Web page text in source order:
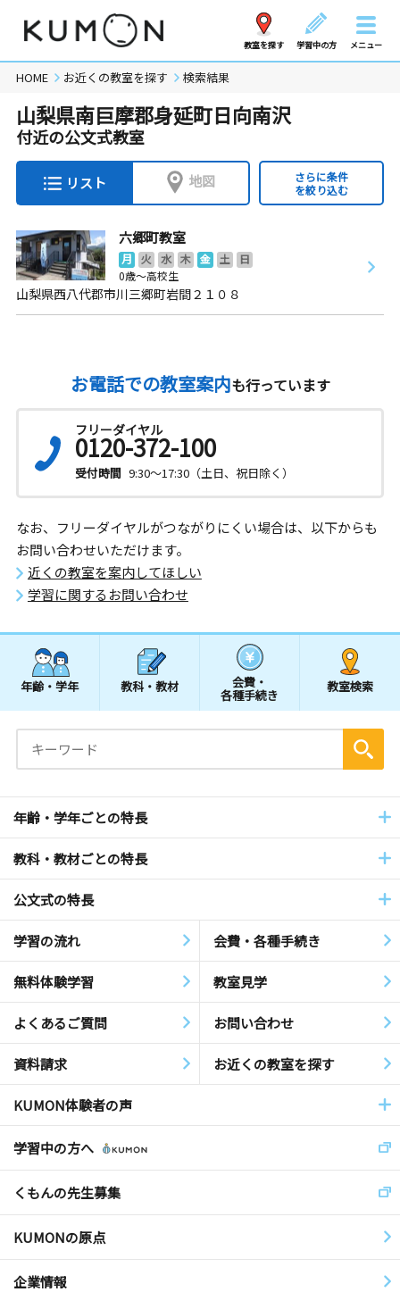
教室を探す 学習中の方 メニュー
HOME お近くの教室を探す 検索結果
山梨県南巨摩郡身延町日向南沢
付近の公文式教室
リスト 地図
さらに条件
を絞り込む
六郷町教室
月 火 水 木 金 土
日
0歳～高校生
山梨県西八代郡市川三郷町岩間２１０８
お電話での教室案内も行っています
フリーダイヤル
0120-372-100
受付時間 9:30～17:30（土日、祝日除く）
なお、フリーダイヤルがつながりにくい場合は、以下からも
お問い合わせいただけます。
近くの教室を案内してほしい
学習に関するお問い合わせ
年齢・学年 教科・教材 会費・
各種手続き
教室検索
年齢・学年ごとの特長
教科・教材ごとの特長
公文式の特長
学習の流れ 会費・各種手続き
無料体験学習 教室見学
よくあるご質問 お問い合わせ
資料請求 お近くの教室を探す
KUMON体験者の声
学習中の方へ
くもんの先生募集
KUMONの原点
企業情報